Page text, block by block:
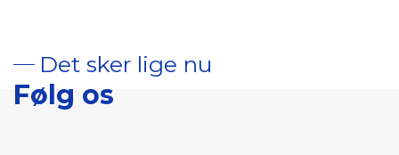
Det sker lige nu
Følg os